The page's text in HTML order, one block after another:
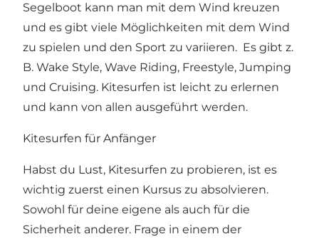
Segelboot kann man mit dem Wind kreuzen
und es gibt viele Möglichkeiten mit dem Wind
zu spielen und den Sport zu variieren. Es gibt z.
B. Wake Style, Wave Riding, Freestyle, Jumping
und Cruising. Kitesurfen ist leicht zu erlernen
und kann von allen ausgeführt werden.
Kitesurfen für Anfänger
Habst du Lust, Kitesurfen zu probieren, ist es
wichtig zuerst einen Kursus zu absolvieren.
Sowohl für deine eigene als auch für die
Sicherheit anderer. Frage in einem der